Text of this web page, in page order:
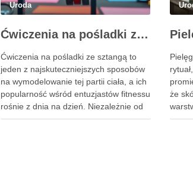
Uroda
Ćwiczenia na pośladki ze sztangą – skuteczne metody i techniki treningowe
Ćwiczenia na pośladki ze sztangą to
jeden z najskuteczniejszych sposobów
na wymodelowanie tej partii ciała, a ich
popularność wśród entuzjastów fitnessu
rośnie z dnia na dzień. Niezależnie od
tego, czy dążysz do zwiększenia siły,
że
rolę